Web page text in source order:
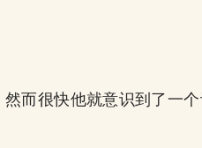
而很快他就意识到了一